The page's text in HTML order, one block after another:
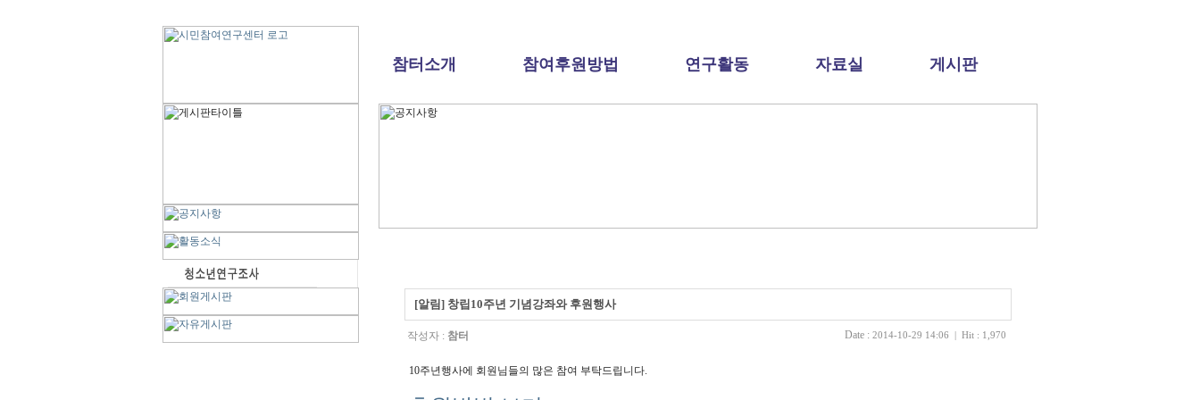
참터소개 참여후원방법 연구활동 자료실 게시판
[알림] 창립10주년 기념강좌와 후원행사
작성자 : 참터 Date : 2014-10-29 14:06 | Hit : 1,970
10주년행사에 회원님들의 많은 참여 부탁드립니다.